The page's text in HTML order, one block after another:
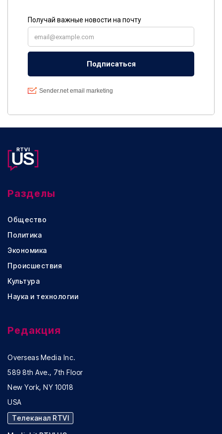
Разделы
Общество
Политика
Экономика
Происшествия
Культура
Наука и технологии
Редакция
Overseas Media Inc.
589 8th Ave., 7th Floor
New York, NY 10018
USA
Телеканал RTVI